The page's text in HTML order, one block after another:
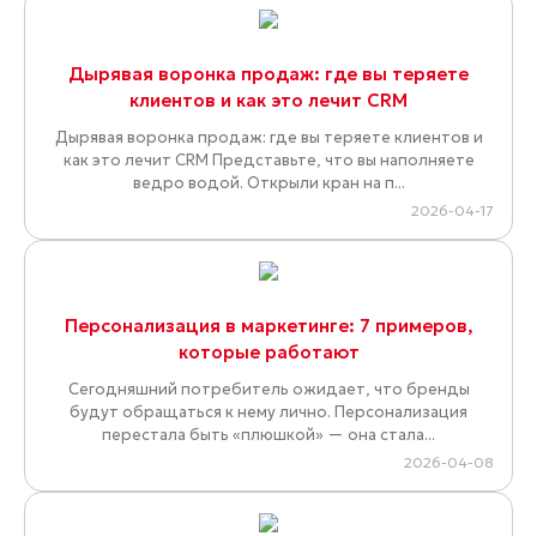
Дырявая воронка продаж: где вы теряете
клиентов и как это лечит CRM
Дырявая воронка продаж: где вы теряете клиентов и
как это лечит CRM Представьте, что вы наполняете
ведро водой. Открыли кран на п...
2026-04-17
Персонализация в маркетинге: 7 примеров,
которые работают
Сегодняшний потребитель ожидает, что бренды
будут обращаться к нему лично. Персонализация
перестала быть «плюшкой» — она стала...
2026-04-08